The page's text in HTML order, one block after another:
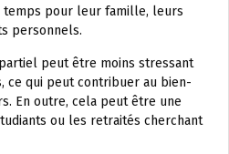
pour leur famille, leurs
personnels.
peut être moins stressant
ce qui peut contribuer au bien-
En outre, cela peut être une
ou les retraités cherchant